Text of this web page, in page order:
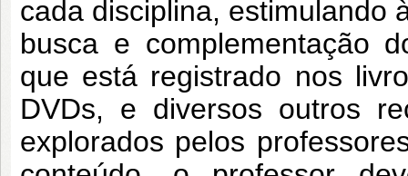
cada disciplina, estimulando
busca e complementação
que está registrado nos
DVDs, e diversos outros
explorados pelos